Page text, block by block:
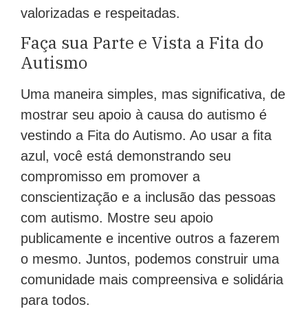
valorizadas e respeitadas.
Faça sua Parte e Vista a Fita do
Autismo
Uma maneira simples, mas significativa, de
mostrar seu apoio à causa do autismo é
vestindo a Fita do Autismo. Ao usar a fita
azul, você está demonstrando seu
compromisso em promover a
conscientização e a inclusão das pessoas
com autismo. Mostre seu apoio
publicamente e incentive outros a fazerem
o mesmo. Juntos, podemos construir uma
comunidade mais compreensiva e solidária
para todos.